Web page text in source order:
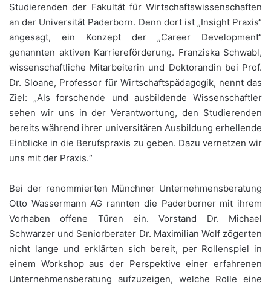
Studierenden der Fakultät für Wirtschaftswissenschaften
an der Universität Paderborn. Denn dort ist „Insight Praxis“
angesagt, ein Konzept der „Career Development“
genannten aktiven Karriereförderung. Franziska Schwabl,
wissenschaftliche Mitarbeiterin und Doktorandin bei Prof.
Dr. Sloane, Professor für Wirtschaftspädagogik, nennt das
Ziel: „Als forschende und ausbildende Wissenschaftler
sehen wir uns in der Verantwortung, den Studierenden
bereits während ihrer universitären Ausbildung erhellende
Einblicke in die Berufspraxis zu geben. Dazu vernetzen wir
uns mit der Praxis.“
Bei der renommierten Münchner Unternehmensberatung
Otto Wassermann AG rannten die Paderborner mit ihrem
Vorhaben offene Türen ein. Vorstand Dr. Michael
Schwarzer und Seniorberater Dr. Maximilian Wolf zögerten
nicht lange und erklärten sich bereit, per Rollenspiel in
einem Workshop aus der Perspektive einer erfahrenen
Unternehmensberatung aufzuzeigen, welche Rolle eine